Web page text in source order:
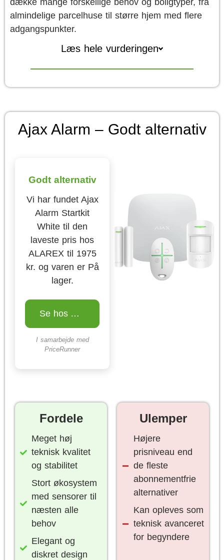
dække mange forskellige behov og boligtyper, fra
almindelige parcelhuse til større hjem med flere
adgangspunkter.
Læs hele vurderingen
Ajax Alarm – Godt alternativ
Godt alternativ
Vi har fundet Ajax
Alarm Startkit
White til den
laveste pris hos
ALAREX til 1975
kr. og varen er På
lager.
Se hos ALAREX
I samarbejde med
PriceRunner
Fordele
Meget høj
teknisk kvalitet
og stabilitet
Stort økosystem
med sensorer til
næsten alle
behov
Elegant og
diskret design
Ulemper
Højere
prisniveau end
de fleste
abonnementfrie
alternativer
Kan opleves som
teknisk avanceret
for begyndere